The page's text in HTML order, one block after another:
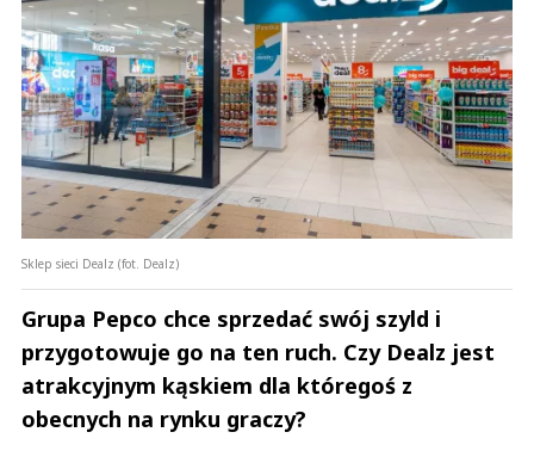
Sklep sieci Dealz (fot. Dealz)
Grupa Pepco chce sprzedać swój szyld i
przygotowuje go na ten ruch. Czy Dealz jest
atrakcyjnym kąskiem dla któregoś z
obecnych na rynku graczy?